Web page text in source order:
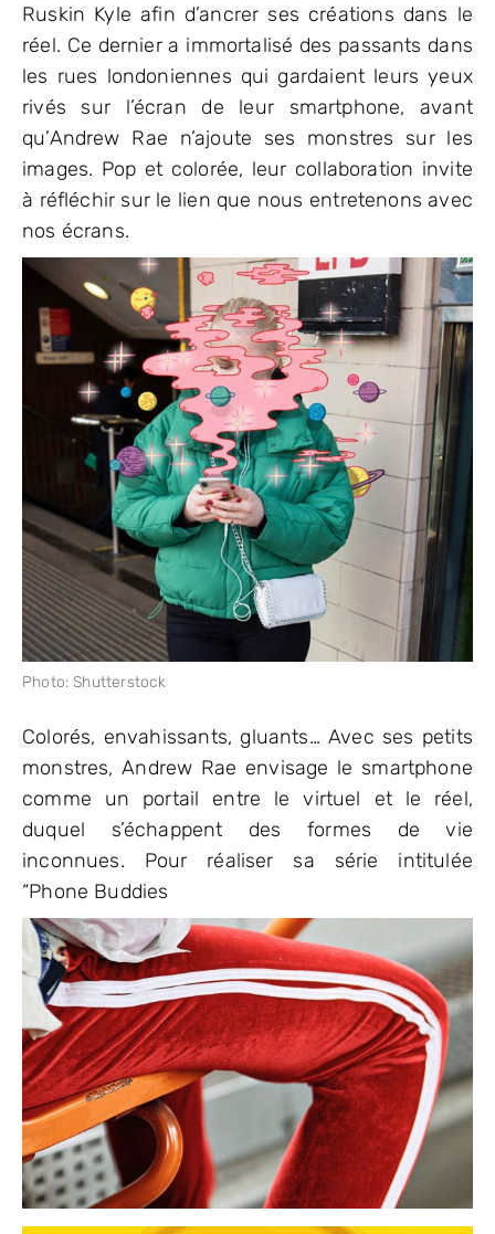
Ruskin Kyle afin d’ancrer ses créations dans le
réel. Ce dernier a immortalisé des passants dans
les rues londoniennes qui gardaient leurs yeux
rivés sur l’écran de leur smartphone, avant
qu’Andrew Rae n’ajoute ses monstres sur les
images. Pop et colorée, leur collaboration invite
à réfléchir sur le lien que nous entretenons avec
nos écrans.
Photo: Shutterstock
Colorés, envahissants, gluants… Avec ses petits
monstres, Andrew Rae envisage le smartphone
comme un portail entre le virtuel et le réel,
duquel s’échappent des formes de vie
inconnues. Pour réaliser sa série intitulée
“Phone Buddies